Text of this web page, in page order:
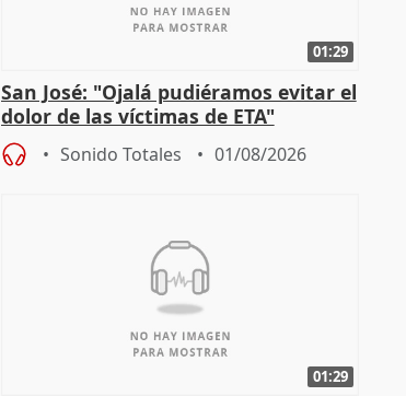
01:29
San José: "Ojalá pudiéramos evitar el
dolor de las víctimas de ETA"
Sonido Totales 01/08/2026
01:29